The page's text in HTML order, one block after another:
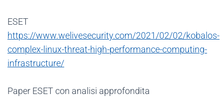
ESET
https://www.welivesecurity.com/2021/02/02/kobalos-
complex-linux-threat-high-performance-computing-
infrastructure/
Paper ESET con analisi approfondita